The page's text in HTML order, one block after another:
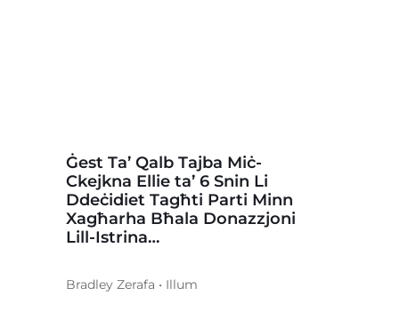
Ġest Ta’ Qalb Tajba Miċ-
Ckejkna Ellie ta’ 6 Snin Li
Ddeċidiet Tagħti Parti Minn
Xagħarha Bħala Donazzjoni
Lill-Istrina…
Bradley Zerafa • Illum